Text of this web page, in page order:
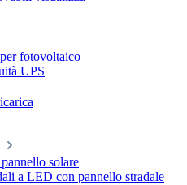
fotovoltaico
UPS
solare
a LED con pannello stradale